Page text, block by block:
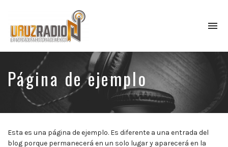
de
México,
narrada
por
profesor
Francisco
Página de ejemplo
Esta es una página de ejemplo. Es diferente a una entrada del
blog porque permanecerá en un solo lugar y aparecerá en la